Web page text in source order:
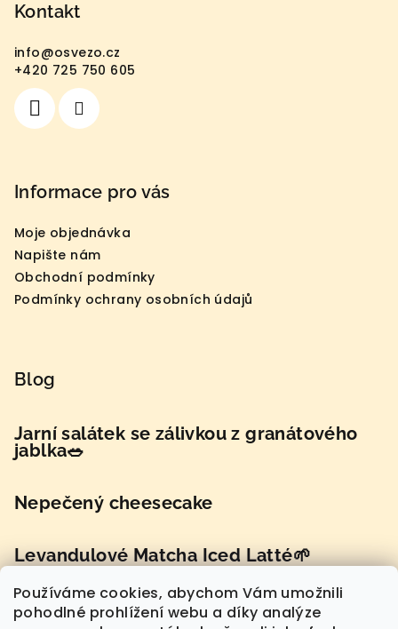
Používáme cookies, abychom Vám umožnili
pohodlné prohlížení webu a díky analýze
Kontakt
info@osvezo.cz
+420 725 750 605
Informace pro vás
Moje objednávka
Napište nám
Obchodní podmínky
Podmínky ochrany osobních údajů
Blog
Jarní salátek se zálivkou z granátového
jablka🥗
Nepečený cheesecake
Levandulové Matcha Iced Latté🌱